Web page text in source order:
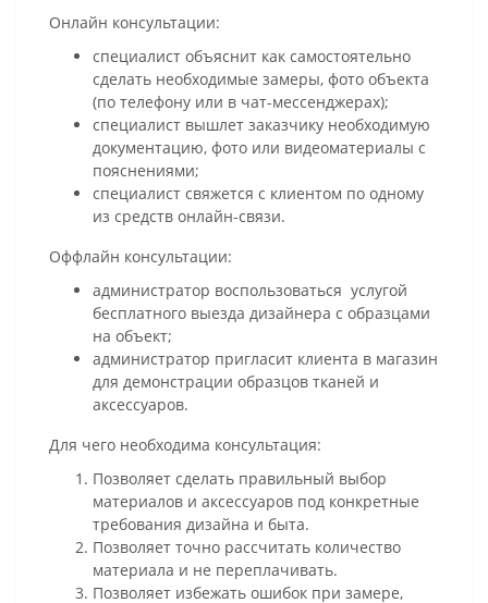
Онлайн консультации:
специалист объяснит как самостоятельно
сделать необходимые замеры, фото объекта
(по телефону или в чат-мессенджерах);
специалист вышлет заказчику необходимую
документацию, фото или видеоматериалы с
пояснениями;
специалист свяжется с клиентом по одному
из средств онлайн-связи.
Оффлайн консультации:
администратор воспользоваться услугой
бесплатного выезда дизайнера с образцами
на объект;
администратор пригласит клиента в магазин
для демонстрации образцов тканей и
аксессуаров.
Для чего необходима консультация:
Позволяет сделать правильный выбор
материалов и аксессуаров под конкретные
требования дизайна и быта.
Позволяет точно рассчитать количество
материала и не переплачивать.
Позволяет избежать ошибок при замере,